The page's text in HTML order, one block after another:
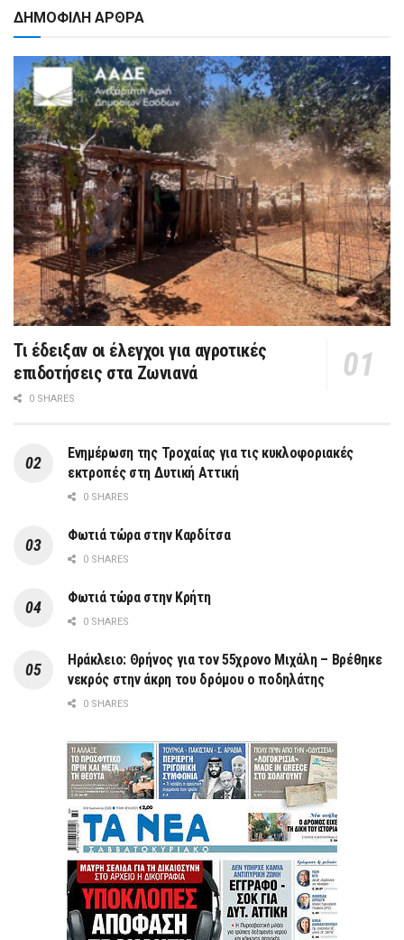
ΔΗΜΟΦΙΛΗ ΑΡΘΡΑ
Τι έδειξαν οι έλεγχοι για αγροτικές
επιδοτήσεις στα Ζωνιανά
0 SHARES
Ενημέρωση της Τροχαίας για τις κυκλοφοριακές
εκτροπές στη Δυτική Αττική
0 SHARES
Φωτιά τώρα στην Καρδίτσα
0 SHARES
Φωτιά τώρα στην Κρήτη
0 SHARES
Ηράκλειο: Θρήνος για τον 55χρονο Μιχάλη – Βρέθηκε
νεκρός στην άκρη του δρόμου ο ποδηλάτης
0 SHARES